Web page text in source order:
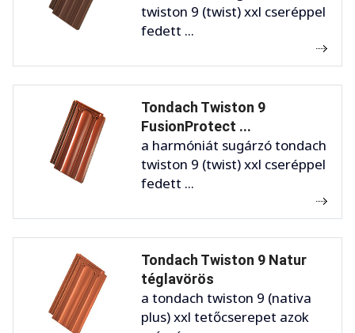
twiston 9 (twist) xxl cseréppel
fedett ...
Tondach Twiston 9
FusionProtect ...
a harmóniát sugárzó tondach
twiston 9 (twist) xxl cseréppel
fedett ...
Tondach Twiston 9 Natur
téglavörös
a tondach twiston 9 (nativa
plus) xxl tetőcserepet azok